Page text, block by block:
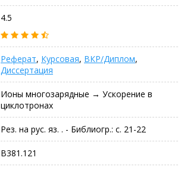
4.5
Реферат, Курсовая, ВКР/Диплом,
Диссертация
Ионы многозарядные → Ускорение в
циклотронах
Рез. на рус. яз. . - Библиогр.: с. 21-22
В381.121